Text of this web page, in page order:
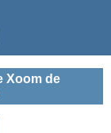
Xoom de